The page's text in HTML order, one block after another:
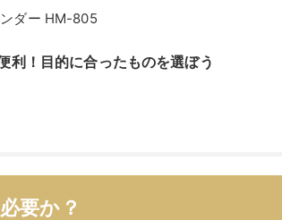
ダー HM-805
利！目的に合ったものを選ぼう
要か？